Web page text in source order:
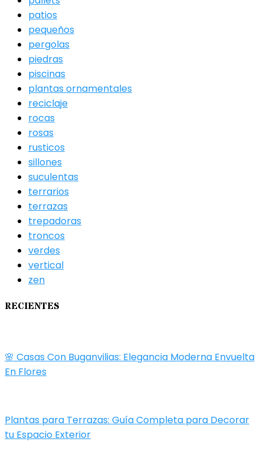
patios
pequeños
pergolas
piedras
piscinas
plantas ornamentales
reciclaje
rocas
rosas
rusticos
sillones
suculentas
terrarios
terrazas
trepadoras
troncos
verdes
vertical
zen
RECIENTES
🌸 Casas Con Buganvilias: Elegancia Moderna Envuelta
En Flores
Plantas para Terrazas: Guía Completa para Decorar
tu Espacio Exterior